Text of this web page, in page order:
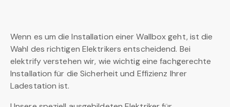
Wenn es um die Installation einer Wallbox geht, ist die
Wahl des richtigen Elektrikers entscheidend. Bei
elektrify verstehen wir, wie wichtig eine fachgerechte
Installation für die Sicherheit und Effizienz Ihrer
Ladestation ist.